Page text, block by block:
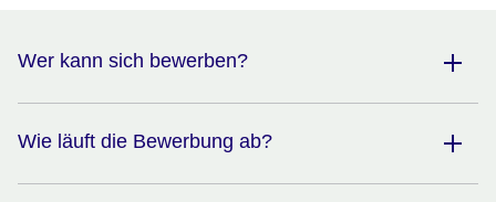
Wer kann sich bewerben?
Wie läuft die Bewerbung ab?